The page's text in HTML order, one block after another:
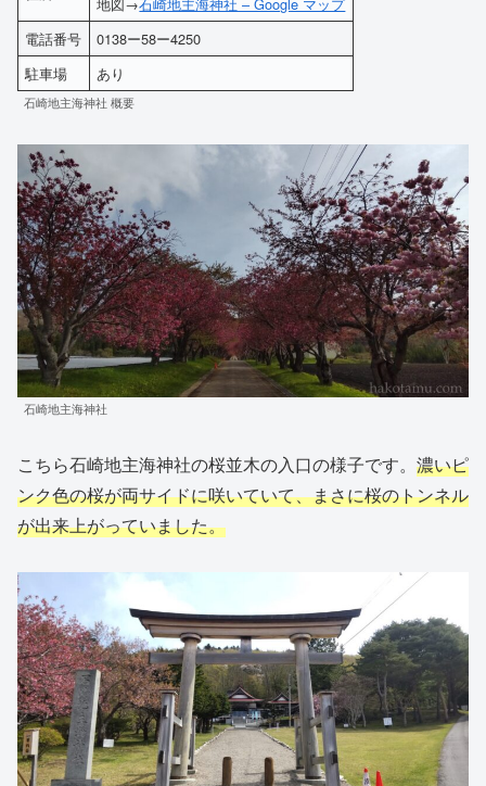
電話番号
0138ー58ー4250
駐車場
あり
石崎地主海神社 概要
石崎地主海神社
こちら石崎地主海神社の桜並木の入口の様子です。 濃いピ
ンク色の桜が両サイドに咲いていて、まさに桜のトンネル
が出来上がっていました。